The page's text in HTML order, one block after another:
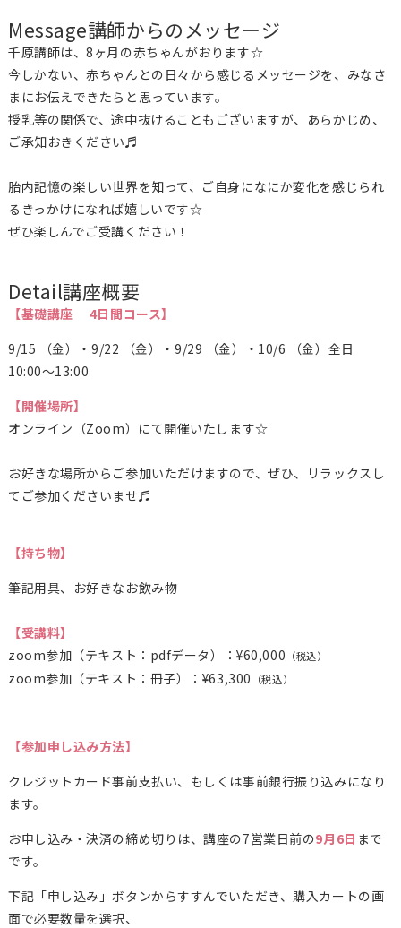
Message講師からのメッセージ
千原講師は、8ヶ月の赤ちゃんがおります☆
今しかない、赤ちゃんとの日々から感じるメッセージを、みなさ
まにお伝えできたらと思っています。
授乳等の関係で、途中抜けることもございますが、あらかじめ、
ご承知おきください♬
胎内記憶の楽しい世界を知って、ご自身になにか変化を感じられ
るきっかけになれば嬉しいです☆
ぜひ楽しんでご受講ください！
Detail講座概要
【基礎講座 4日間コース】
9/15 （金）・9/22 （金）・9/29 （金）・10/6 （金）全日
10:00〜13:00
【開催場所】
オンライン（Zoom）にて開催いたします☆
お好きな場所からご参加いただけますので、ぜひ、リラックスし
てご参加くださいませ♬
【持ち物】
筆記用具、お好きなお飲み物
【受講料】
zoom参加（テキスト：pdfデータ）：¥60,000 （税込）
zoom参加（テキスト：冊子）：¥63,300 （税込）
【参加申し込み方法】
クレジットカード事前支払い、もしくは事前銀行振り込みになり
ます。
お申し込み・決済の締め切りは、講座の7営業日前の9月6日 まで
です。
下記「申し込み」ボタンからすすんでいただき、購入カートの画
面で必要数量を選択、